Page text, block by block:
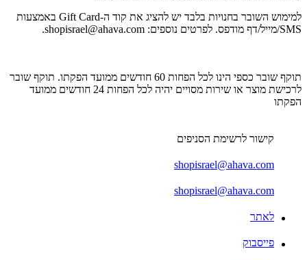
למימוש השובר בחנויות בלבד יש להציג את קוד ה-Gift Card באמצעות
SMS/מייל/דף מודפס. לפרטים נוספים:
shopisrael@ahava.com
.
תוקף שובר כספי הינו לכל הפחות 60 חודשים ממועד הפקתו. תוקף שובר
לרכישת מוצר או שירות מסויים יהיה לכל הפחות 24 חודשים ממועד
הפקתו
קישור לרשימת הסניפים
shopisrael@ahava.com
shopisrael@ahava.com
לאתר
פייסבוק